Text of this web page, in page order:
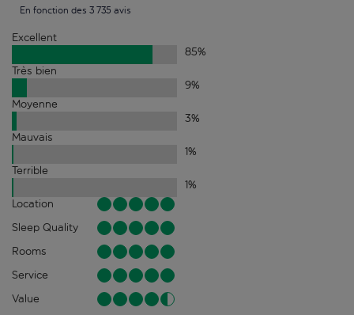
En fonction des 3 735 avis
Excellent
85%
Très bien
9%
Moyenne
3%
Mauvais
1%
Terrible
1%
Location
Sleep Quality
Rooms
Service
Value